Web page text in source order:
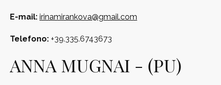
E-mail: irinamirankova@gmail.com
Telefono: +39.335.6743673
ANNA MUGNAI - (PU)